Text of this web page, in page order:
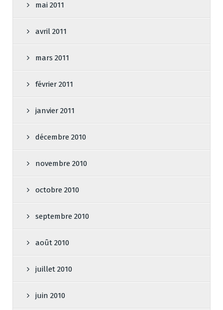
mai 2011
avril 2011
mars 2011
février 2011
janvier 2011
décembre 2010
novembre 2010
octobre 2010
septembre 2010
août 2010
juillet 2010
juin 2010